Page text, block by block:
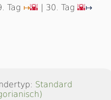
Tag ↦🌇 | 30. Tag 🌇↦
Standard